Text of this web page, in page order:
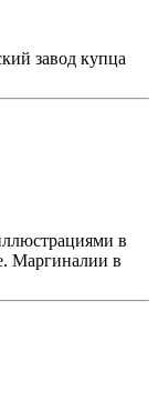
завод купца
в
Маргиналии в